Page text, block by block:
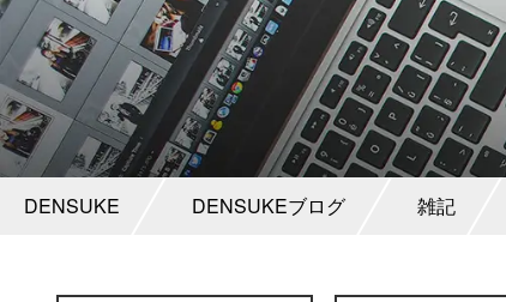
DENSUKE DENSUKEブログ 雑記